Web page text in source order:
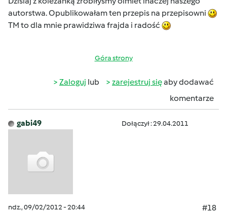
autorstwa. Opublikowałam ten przepis na przepisowni
TM to dla mnie prawidziwa frajda i radość
Góra strony
Zaloguj lub zarejestruj sięaby dodawać
komentarze
gabi49 Dołączył : 29.04.2011
ndz., 09/02/2012 - 20:44
#18